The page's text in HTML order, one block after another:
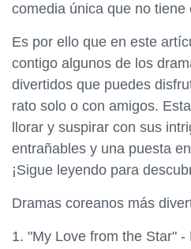
comedia única que no tiene
Es por ello que en este
contigo algunos de los
divertidos que puedes
rato solo o con amigos.
llorar y suspirar con sus
entrañables y una puesta
¡Sigue leyendo para
Dramas coreanos más
1. "My Love from the Star"